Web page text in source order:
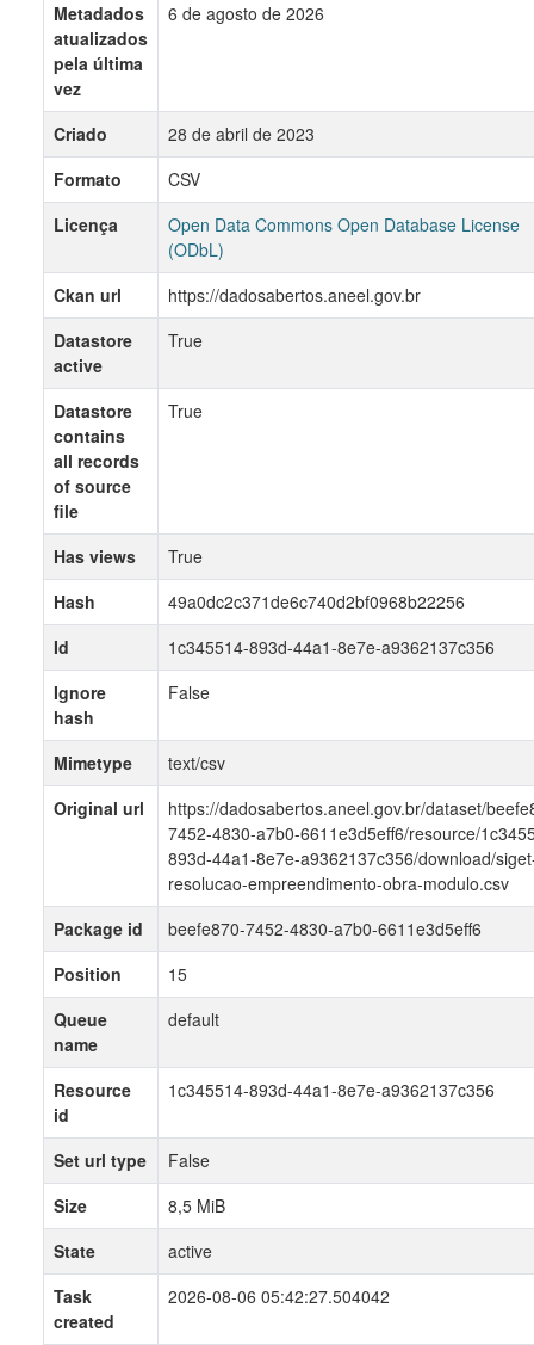
Metadados
atualizados
pela última
vez
6 de agosto de 2026
Criado
28 de abril de 2023
Formato
CSV
Licença
Open Data Commons Open Database License
(ODbL)
Ckan url
https://dadosabertos.aneel.gov.br
Datastore
active
True
Datastore
contains
all records
of source
file
True
Has views
True
Hash
49a0dc2c371de6c740d2bf0968b22256
Id
1c345514-893d-44a1-8e7e-a9362137c356
Ignore
hash
False
Mimetype
text/csv
Original url
https://dadosabertos.aneel.gov.br/dataset/
7452-4830-a7b0-6611e3d5eff6/resource/
893d-44a1-8e7e-a9362137c356/download/
resolucao-empreendimento-obra-modulo.csv
Package id
beefe870-7452-4830-a7b0-6611e3d5eff6
Position
15
Queue
name
default
Resource
id
1c345514-893d-44a1-8e7e-a9362137c356
Set url type
False
Size
8,5 MiB
State
active
Task
created
2026-08-06 05:42:27.504042